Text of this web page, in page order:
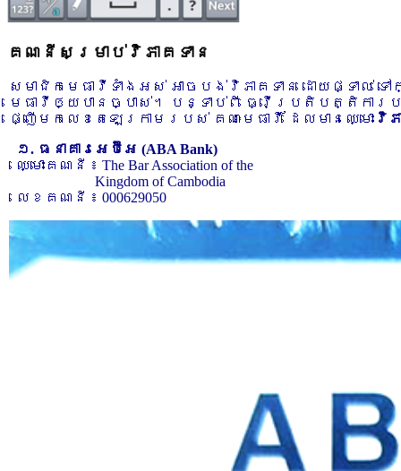
គណនីសម្រាប់វិភាគទាន
សមាជិកមេធាវីទាំងអស់ អាចបង់វិភាគទាន ដោយផ្ទាល់
មេធាវីឲ្យបានច្បាស់។ បន្ទាប់ពី ធ្វើប្រតិបត្តិកា
ផ្ញើមកលេខតេឡេក្រាមរបស់ គណៈមេធាវី ដែលមានឈ្មោះ វិភ
១. ធនាគារអេប៊ីអេ (ABA Bank)
ឈ្មោះគណនី ៖ The Bar Association of the
Kingdom of Cambodia
លេខគណនី ៖ 000629050